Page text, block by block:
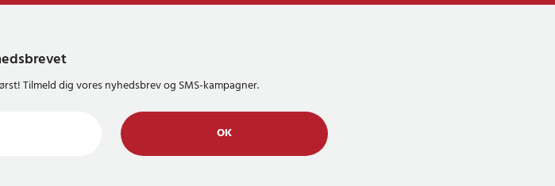
Tilmeld dig vores nyhedsbrev og SMS-kampagner.
OK